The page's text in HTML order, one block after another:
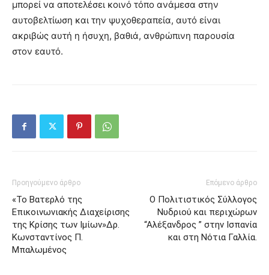
μπορεί να αποτελέσει κοινό τόπο ανάμεσα στην
αυτοβελτίωση και την ψυχοθεραπεία, αυτό είναι
ακριβώς αυτή η ήσυχη, βαθιά, ανθρώπινη παρουσία
στον εαυτό.
Προηγούμενο άρθρο
«Το Βατερλό της
Επικοινωνιακής Διαχείρισης
της Κρίσης των Ιμίων»Δρ.
Κωνσταντίνος Π.
Μπαλωμένος
Επόμενο άρθρο
Ο Πολιτιστικός Σύλλογος
Νυδριού και περιχώρων
“Αλέξανδρος ” στην Ισπανία
και στη Νότια Γαλλία.